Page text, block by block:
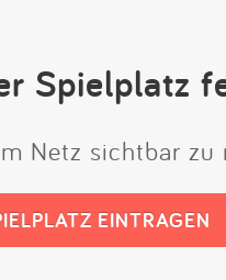
Spielplatz
Netz sichtbar zu
EINTRAGEN